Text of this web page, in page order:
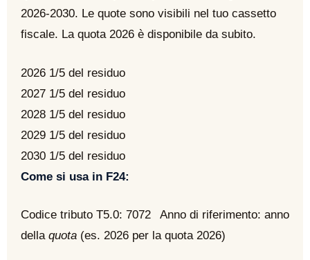
2026-2030. Le quote sono visibili nel tuo cassetto
fiscale. La quota 2026 è disponibile da subito.
2026 1/5 del residuo
2027 1/5 del residuo
2028 1/5 del residuo
2029 1/5 del residuo
2030 1/5 del residuo
Come si usa in F24:
Codice tributo T5.0: 7072
Anno di riferimento: anno
della quota (es. 2026 per la quota 2026)